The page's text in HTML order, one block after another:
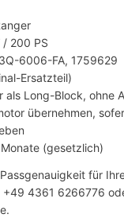
/ 200 PS
6006-FA, 1759629
Ersatzteil)
als Long-Block, ohne
übernehmen,
Monate (gesetzlich)
für
+49 4361 6266776
.